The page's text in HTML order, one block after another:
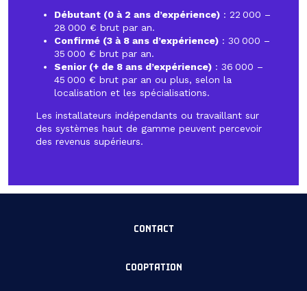
Débutant (0 à 2 ans d’expérience) : 22 000 –
28 000 € brut par an.
Confirmé (3 à 8 ans d’expérience) : 30 000 –
35 000 € brut par an.
Senior (+ de 8 ans d’expérience) : 36 000 –
45 000 € brut par an ou plus, selon la
localisation et les spécialisations.
Les installateurs indépendants ou travaillant sur
des systèmes haut de gamme peuvent percevoir
des revenus supérieurs.
CONTACT
COOPTATION